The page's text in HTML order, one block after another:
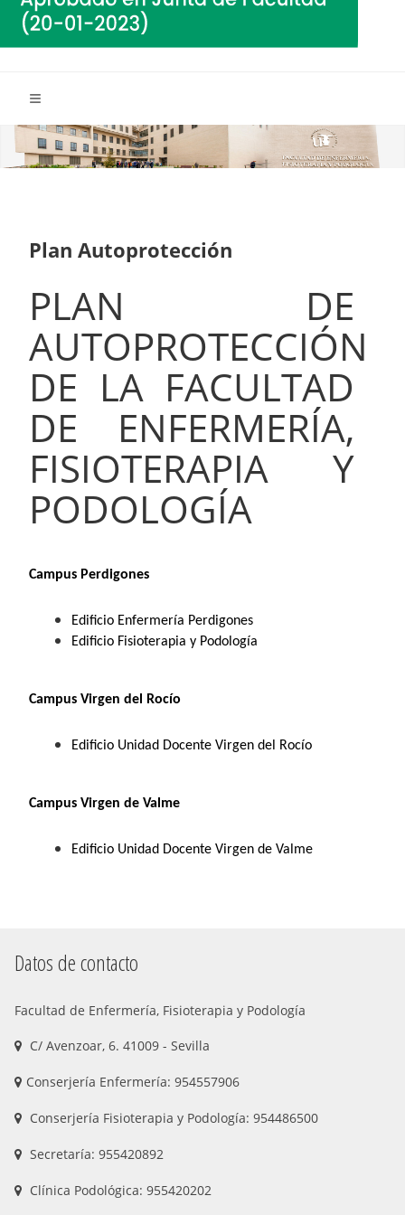
Plan Autoprotección
PLAN DE
AUTOPROTECCIÓN
DE LA FACULTAD
DE ENFERMERÍA,
FISIOTERAPIA Y
PODOLOGÍA
Campus Perdigones
Edificio Enfermería Perdigones
Edificio Fisioterapia y Podología
Campus Virgen del Rocío
Edificio Unidad Docente Virgen del Rocío
Campus Virgen de Valme
Edificio Unidad Docente Virgen de Valme
Datos de contacto
Facultad de Enfermería, Fisioterapia y Podología
C/ Avenzoar, 6. 41009 - Sevilla
Conserjería Enfermería: 954557906
Conserjería Fisioterapia y Podología: 954486500
Secretaría: 955420892
Clínica Podológica: 955420202